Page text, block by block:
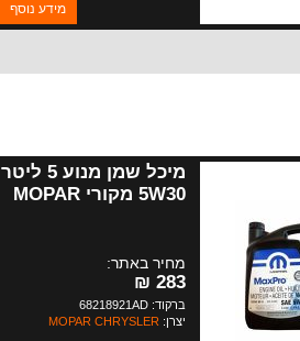
מידע נוסף
מיכל שמן מנוע 5 ליטר
5W30 מקורי MOPAR
מחיר באתר:
283 ₪
ברקוד: 68218921AD
יצרן: MOPAR CHRYSLER